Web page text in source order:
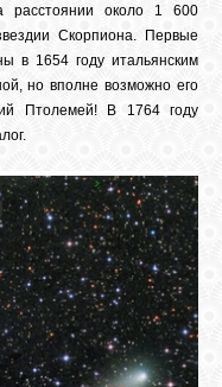
расстоянии около 1 600
Скорпиона. Первые
в 1654 году итальянским
но вполне возможно его
Птолемей! В 1764 году